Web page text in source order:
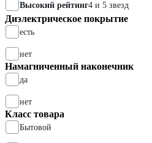
Высокий рейтинг4 и 5 звезд
Диэлектрическое покрытие
есть
нет
Намагниченный наконечник
да
нет
Класс товара
Бытовой